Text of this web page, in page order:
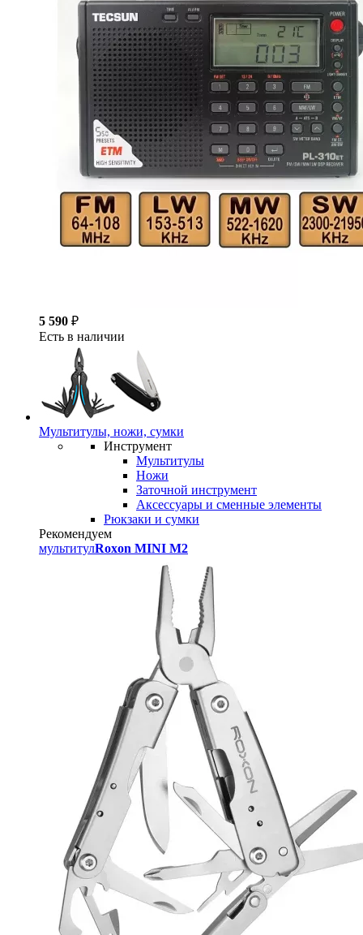
5 590 ₽
Есть в наличии
Мультитулы, ножи, сумки
Инструмент
Мультитулы
Ножи
Заточной инструмент
Аксессуары и сменные элементы
Рюкзаки и сумки
Рекомендуем
мультитулRoxon MINI M2